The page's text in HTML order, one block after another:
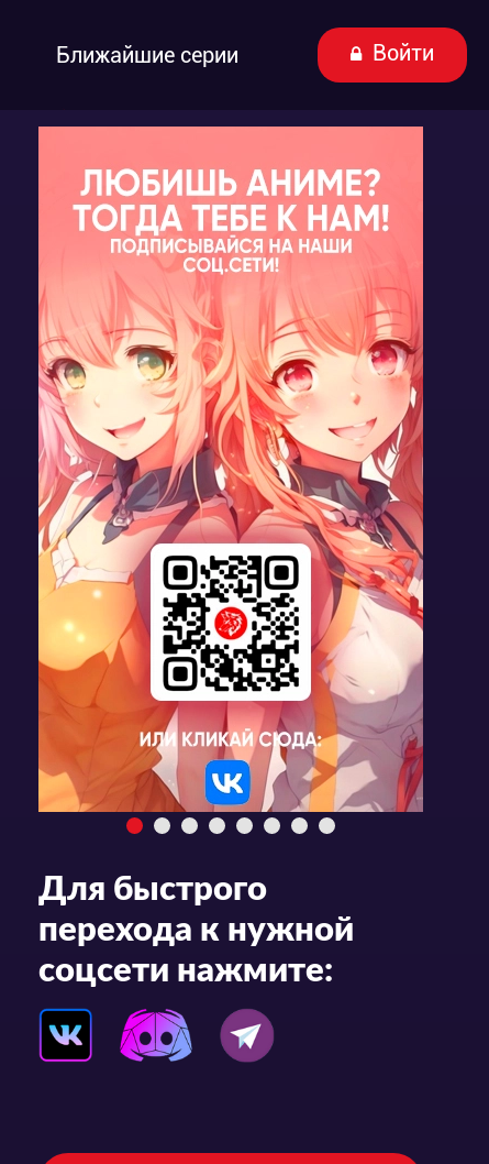
Ближайшие серии Войти
Для быстрого
перехода к нужной
соцсети нажмите: